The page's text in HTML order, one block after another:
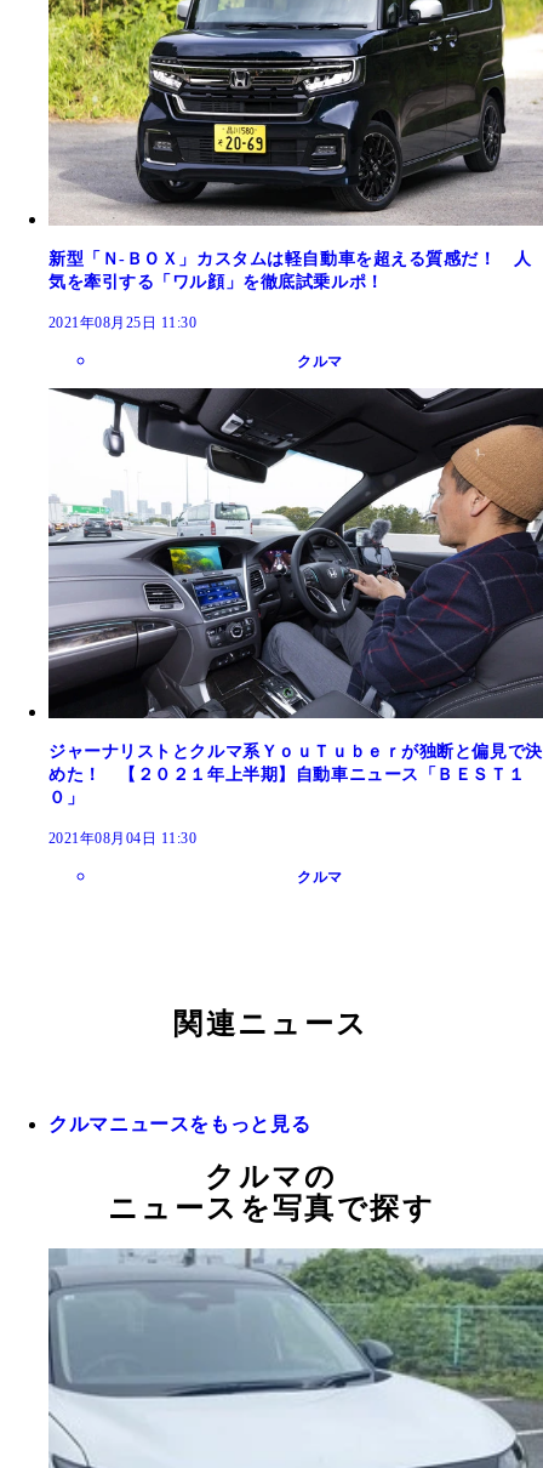
新型「Ｎ‐ＢＯＸ」カスタムは軽自動車を超える質感だ！ 人
気を牽引する「ワル顔」を徹底試乗ルポ！
2021年08月25日 11:30
クルマ
ジャーナリストとクルマ系ＹｏｕＴｕｂｅｒが独断と偏見で決
めた！ 【２０２１年上半期】自動車ニュース「ＢＥＳＴ１
０」
2021年08月04日 11:30
クルマ
関連ニュース
クルマニュースをもっと見る
クルマの
ニュースを写真で探す